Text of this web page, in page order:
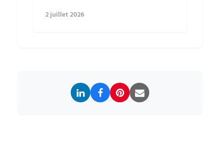
2 juillet 2026